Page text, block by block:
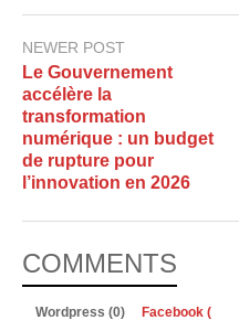
NEWER POST
Le Gouvernement
accélère la
transformation
numérique : un budget
de rupture pour
l’innovation en 2026
COMMENTS
Wordpress (0) Facebook (